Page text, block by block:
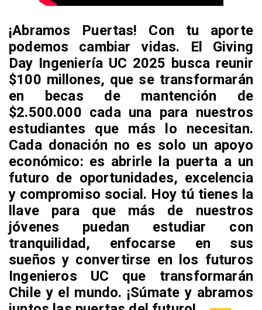
¡Abramos Puertas! Con tu aporte
podemos cambiar vidas. El Giving
Day Ingeniería UC 2025 busca reunir
$100 millones, que se transformarán
en becas de mantención de
$2.500.000 cada una para nuestros
estudiantes que más lo necesitan.
Cada donación no es solo un apoyo
económico: es abrirle la puerta a un
futuro de oportunidades, excelencia
y compromiso social. Hoy tú tienes la
llave para que más de nuestros
jóvenes puedan estudiar con
tranquilidad, enfocarse en sus
sueños y convertirse en los futuros
Ingenieros UC que transformarán
Chile y el mundo. ¡Súmate y abramos